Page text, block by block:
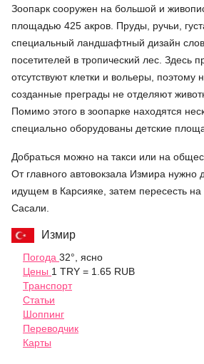
Зоопарк сооружен на большой и
площадью 425 акров. Пруды, ручьи,
специальный ландшафтный дизайн
посетителей в тропический лес. Здесь
отсутствуют клетки и вольеры, поэтому
созданные преграды не отделяют
Помимо этого в зоопарке находятся
специально оборудованы детские
Добраться можно на такси или на
От главного автовокзала Измира нужно
идущем в Карсияке, затем пересесть на
Сасали.
Измир
Погода 32°, ясно
Цены 1 TRY = 1.65 RUB
Транспорт
Статьи
Шоппинг
Переводчик
Карты